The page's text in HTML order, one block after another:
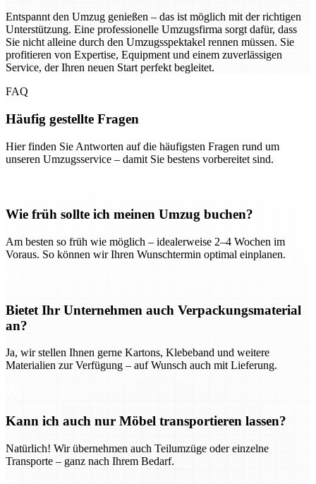
Entspannt den Umzug genießen – das ist möglich mit der richtigen
Unterstützung. Eine professionelle Umzugsfirma sorgt dafür, dass
Sie nicht alleine durch den Umzugsspektakel rennen müssen. Sie
profitieren von Expertise, Equipment und einem zuverlässigen
Service, der Ihren neuen Start perfekt begleitet.
FAQ
Häufig gestellte Fragen
Hier finden Sie Antworten auf die häufigsten Fragen rund um
unseren Umzugsservice – damit Sie bestens vorbereitet sind.
Wie früh sollte ich meinen Umzug buchen?
Am besten so früh wie möglich – idealerweise 2–4 Wochen im
Voraus. So können wir Ihren Wunschtermin optimal einplanen.
Bietet Ihr Unternehmen auch Verpackungsmaterial
an?
Ja, wir stellen Ihnen gerne Kartons, Klebeband und weitere
Materialien zur Verfügung – auf Wunsch auch mit Lieferung.
Kann ich auch nur Möbel transportieren lassen?
Natürlich! Wir übernehmen auch Teilumzüge oder einzelne
Transporte – ganz nach Ihrem Bedarf.